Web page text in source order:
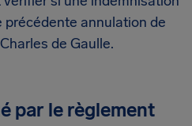
précédente annulation de
de Gaulle.
par le règlement